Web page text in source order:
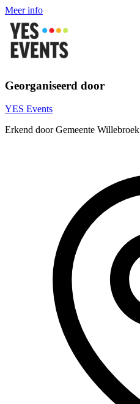
Meer info
Georganiseerd door
YES Events
Erkend door Gemeente Willebroek